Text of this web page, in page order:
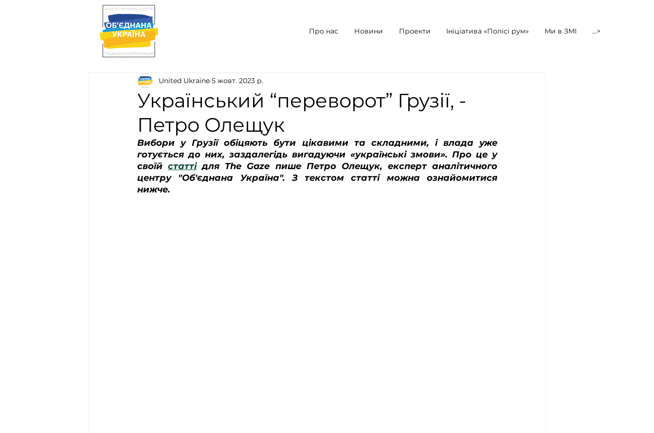
Про нас Новини Проекти Ініціатива «Полісі рум» Ми в ЗМІ ...>
Український “переворот” Грузії, -
Петро Олещук
United Ukraine 5 жовт. 2023 р.
Вибори у Грузії обіцяють бути цікавими та складними, і влада уже
готується до них, заздалегідь вигадуючи «українські змови». Про це у
своїй статті для The Gaze пише Петро Олещук, експерт аналітичного
центру "Об'єднана Україна". З текстом статті можна ознайомитися
нижче.